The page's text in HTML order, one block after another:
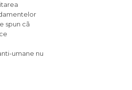
spun cã
umane nu